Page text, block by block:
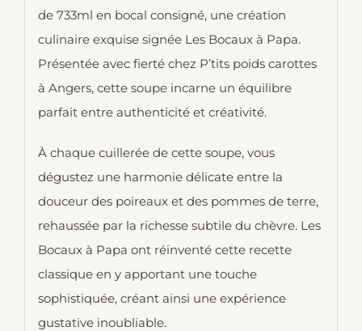
de 733ml en bocal consigné, une création
culinaire exquise signée Les Bocaux à Papa.
Présentée avec fierté chez P’tits poids carottes
à Angers, cette soupe incarne un équilibre
parfait entre authenticité et créativité.
À chaque cuillerée de cette soupe, vous
dégustez une harmonie délicate entre la
douceur des poireaux et des pommes de terre,
rehaussée par la richesse subtile du chèvre. Les
Bocaux à Papa ont réinventé cette recette
classique en y apportant une touche
sophistiquée, créant ainsi une expérience
gustative inoubliable.